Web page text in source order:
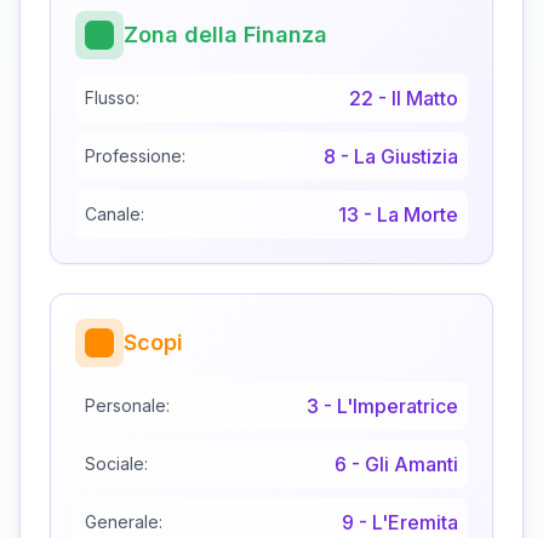
Zona della Finanza
Flusso: 22 - Il Matto
Professione: 8 - La Giustizia
Canale: 13 - La Morte
Scopi
Personale: 3 - L'Imperatrice
Sociale: 6 - Gli Amanti
Generale: 9 - L'Eremita